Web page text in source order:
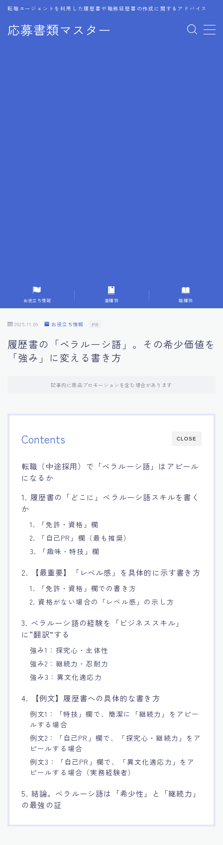
応募書類マスター
転職エージェントを利用した履歴書や職務経歴書の作成に関するアドバイス
MENU
9.転職成功者の事例分析とアドバイス
10.面接官に好印象を与える方法
11.キャリアアップを目指す人の応募書類
14.デジタル化やAIの進化がもたらす影響
お役立ち情報 業種別 職種別
2025.11.09 お役立ち情報 PR
履歴書の「ベラルーシ語」。その希少価値を
「強み」に変える書き方
記事内に商品プロモーションを含む場合があります
CLOSE
Contents
転職（中途採用）で「ベラルーシ語」はアピール
になるか
1. 履歴書の「どこに」ベラルーシ語スキルを書く
か
1. 「免許・資格」欄
2. 「自己PR」欄（最も推奨）
3. 「趣味・特技」欄
2. 【最重要】「レベル感」を具体的に示す書き方
1. 「免許・資格」欄での書き方
2. 資格がない場合の「レベル感」の示し方
3. ベラルーシ語の経験を「ビジネススキル」
に“翻訳”する
強み1：探究心・主体性
強み2：継続力・忍耐力
強み3：異文化適応力
4. 【例文】履歴書への具体的な書き方
例文1：「特技」欄で、簡潔に「継続力」をアピー
ルする場合
例文2：「自己PR」欄で、「探究心・継続力」をア
ピールする場合
例文3：「自己PR」欄で、「異文化適応力」をア
ピールする場合（実務経験者）
5. 結論。ベラルーシ語は「希少性」と「継続力」
の最強の証